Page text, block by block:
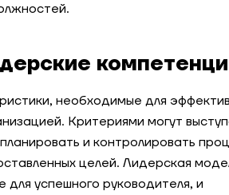
необходимые для
Критериями могут
и контролировать
целей. Лидерская
успешного руководителя, и